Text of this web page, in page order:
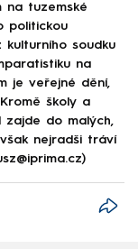
na tuzemské
politickou
soudku
na
je veřejné dění,
školy a
zajde do malých,
nejradši tráví